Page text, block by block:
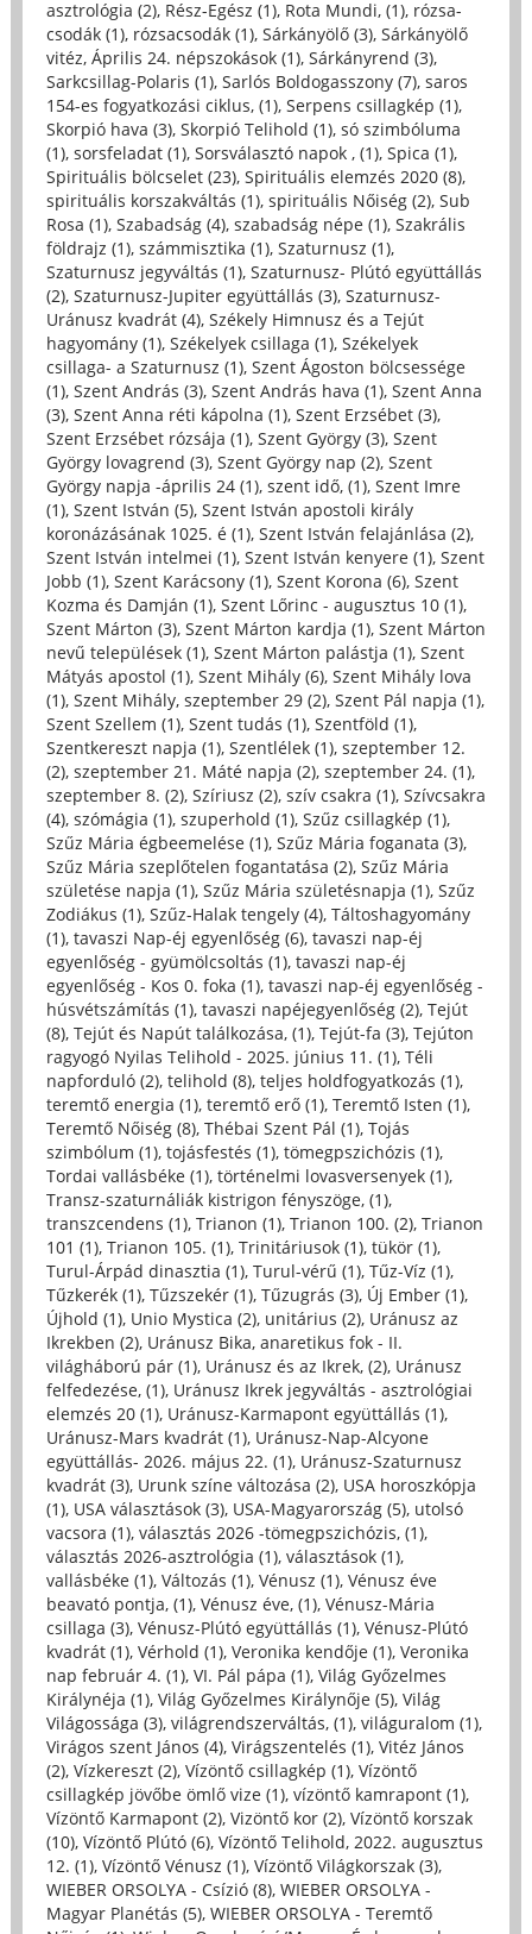
asztrológia (2), Rész-Egész (1), Rota Mundi, (1), rózsa-
csodák (1), rózsacsodák (1), Sárkányölő (3), Sárkányölő
vitéz, Április 24. népszokások (1), Sárkányrend (3),
Sarkcsillag-Polaris (1), Sarlós Boldogasszony (7), saros
154-es fogyatkozási ciklus, (1), Serpens csillagkép (1),
Skorpió hava (3), Skorpió Telihold (1), só szimbóluma
(1), sorsfeladat (1), Sorsválasztó napok , (1), Spica (1),
Spirituális bölcselet (23), Spirituális elemzés 2020 (8),
spirituális korszakváltás (1), spirituális Nőiség (2), Sub
Rosa (1), Szabadság (4), szabadság népe (1), Szakrális
földrajz (1), számmisztika (1), Szaturnusz (1),
Szaturnusz jegyváltás (1), Szaturnusz- Plútó együttállás
(2), Szaturnusz-Jupiter együttállás (3), Szaturnusz-
Uránusz kvadrát (4), Székely Himnusz és a Tejút
hagyomány (1), Székelyek csillaga (1), Székelyek
csillaga- a Szaturnusz (1), Szent Ágoston bölcsessége
(1), Szent András (3), Szent András hava (1), Szent Anna
(3), Szent Anna réti kápolna (1), Szent Erzsébet (3),
Szent Erzsébet rózsája (1), Szent György (3), Szent
György lovagrend (3), Szent György nap (2), Szent
György napja -április 24 (1), szent idő, (1), Szent Imre
(1), Szent István (5), Szent István apostoli király
koronázásának 1025. é (1), Szent István felajánlása (2),
Szent István intelmei (1), Szent István kenyere (1), Szent
Jobb (1), Szent Karácsony (1), Szent Korona (6), Szent
Kozma és Damján (1), Szent Lőrinc - augusztus 10 (1),
Szent Márton (3), Szent Márton kardja (1), Szent Márton
nevű települések (1), Szent Márton palástja (1), Szent
Mátyás apostol (1), Szent Mihály (6), Szent Mihály lova
(1), Szent Mihály, szeptember 29 (2), Szent Pál napja (1),
Szent Szellem (1), Szent tudás (1), Szentföld (1),
Szentkereszt napja (1), Szentlélek (1), szeptember 12.
(2), szeptember 21. Máté napja (2), szeptember 24. (1),
szeptember 8. (2), Szíriusz (2), szív csakra (1), Szívcsakra
(4), szómágia (1), szuperhold (1), Szűz csillagkép (1),
Szűz Mária égbeemelése (1), Szűz Mária foganata (3),
Szűz Mária szeplőtelen fogantatása (2), Szűz Mária
születése napja (1), Szűz Mária születésnapja (1), Szűz
Zodiákus (1), Szűz-Halak tengely (4), Táltoshagyomány
(1), tavaszi Nap-éj egyenlőség (6), tavaszi nap-éj
egyenlőség - gyümölcsoltás (1), tavaszi nap-éj
egyenlőség - Kos 0. foka (1), tavaszi nap-éj egyenlőség -
húsvétszámítás (1), tavaszi napéjegyenlőség (2), Tejút
(8), Tejút és Napút találkozása, (1), Tejút-fa (3), Tejúton
ragyogó Nyilas Telihold - 2025. június 11. (1), Téli
napforduló (2), telihold (8), teljes holdfogyatkozás (1),
teremtő energia (1), teremtő erő (1), Teremtő Isten (1),
Teremtő Nőiség (8), Thébai Szent Pál (1), Tojás
szimbólum (1), tojásfestés (1), tömegpszichózis (1),
Tordai vallásbéke (1), történelmi lovasversenyek (1),
Transz-szaturnáliák kistrigon fényszöge, (1),
transzcendens (1), Trianon (1), Trianon 100. (2), Trianon
101 (1), Trianon 105. (1), Trinitáriusok (1), tükör (1),
Turul-Árpád dinasztia (1), Turul-vérű (1), Tűz-Víz (1),
Tűzkerék (1), Tűzszekér (1), Tűzugrás (3), Új Ember (1),
Újhold (1), Unio Mystica (2), unitárius (2), Uránusz az
Ikrekben (2), Uránusz Bika, anaretikus fok - II.
világháború pár (1), Uránusz és az Ikrek, (2), Uránusz
felfedezése, (1), Uránusz Ikrek jegyváltás - asztrológiai
elemzés 20 (1), Uránusz-Karmapont együttállás (1),
Uránusz-Mars kvadrát (1), Uránusz-Nap-Alcyone
együttállás- 2026. május 22. (1), Uránusz-Szaturnusz
kvadrát (3), Urunk színe változása (2), USA horoszkópja
(1), USA választások (3), USA-Magyarország (5), utolsó
vacsora (1), választás 2026 -tömegpszichózis, (1),
választás 2026-asztrológia (1), választások (1),
vallásbéke (1), Változás (1), Vénusz (1), Vénusz éve
beavató pontja, (1), Vénusz éve, (1), Vénusz-Mária
csillaga (3), Vénusz-Plútó együttállás (1), Vénusz-Plútó
kvadrát (1), Vérhold (1), Veronika kendője (1), Veronika
nap február 4. (1), VI. Pál pápa (1), Világ Győzelmes
Királynéja (1), Világ Győzelmes Királynője (5), Világ
Világossága (3), világrendszerváltás, (1), világuralom (1),
Virágos szent János (4), Virágszentelés (1), Vitéz János
(2), Vízkereszt (2), Vízöntő csillagkép (1), Vízöntő
csillagkép jövőbe ömlő vize (1), vízöntő kamrapont (1),
Vízöntő Karmapont (2), Vizöntő kor (2), Vízöntő korszak
(10), Vízöntő Plútó (6), Vízöntő Telihold, 2022. augusztus
12. (1), Vízöntő Vénusz (1), Vízöntő Világkorszak (3),
WIEBER ORSOLYA - Csízió (8), WIEBER ORSOLYA -
Magyar Planétás (5), WIEBER ORSOLYA - Teremtő